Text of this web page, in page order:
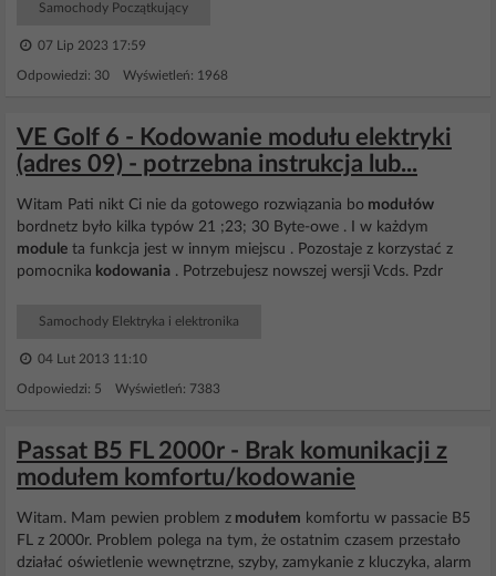
Samochody Początkujący
07 Lip 2023 17:59
Odpowiedzi: 30 Wyświetleń: 1968
VE Golf 6 - Kodowanie modułu elektryki
(adres 09) - potrzebna instrukcja lub...
Witam Pati nikt Ci nie da gotowego rozwiązania bo modułów
bordnetz było kilka typów 21 ;23; 30 Byte-owe . I w każdym
module ta funkcja jest w innym miejscu . Pozostaje z korzystać z
pomocnika kodowania . Potrzebujesz nowszej wersji Vcds. Pzdr
Samochody Elektryka i elektronika
04 Lut 2013 11:10
Odpowiedzi: 5 Wyświetleń: 7383
Passat B5 FL 2000r - Brak komunikacji z
modułem komfortu/kodowanie
Witam. Mam pewien problem z modułem komfortu w passacie B5
FL z 2000r. Problem polega na tym, że ostatnim czasem przestało
działać oświetlenie wewnętrzne, szyby, zamykanie z kluczyka, alarm